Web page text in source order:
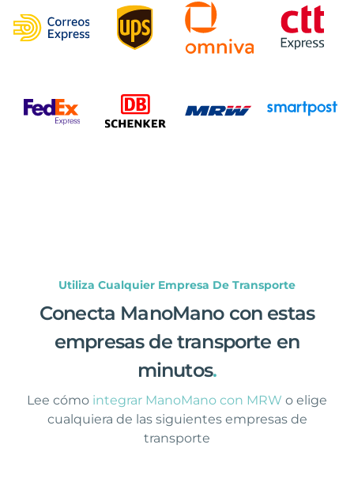
Utiliza Cualquier Empresa De Transporte
Conecta ManoMano con estas
empresas de transporte en
minutos.
Lee cómo integrar ManoMano con MRW o elige
cualquiera de las siguientes empresas de
transporte